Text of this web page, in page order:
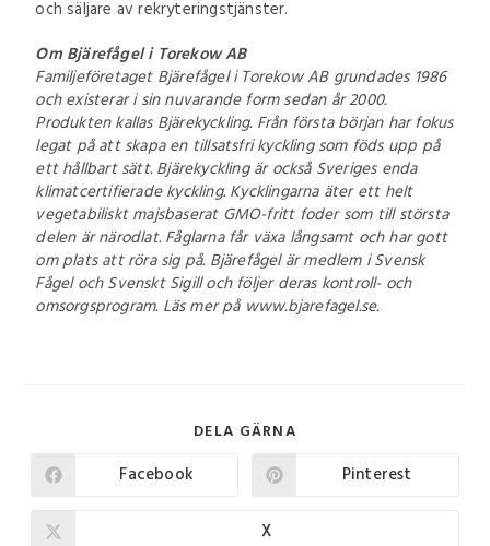
och säljare av rekryteringstjänster.
Om Bjärefågel i Torekow AB
Familjeföretaget Bjärefågel i Torekow AB grundades 1986
och existerar i sin nuvarande form sedan år 2000.
Produkten kallas Bjärekyckling. Från första början har fokus
legat på att skapa en tillsatsfri kyckling som föds upp på
ett hållbart sätt. Bjärekyckling är också Sveriges enda
klimatcertifierade kyckling. Kycklingarna äter ett helt
vegetabiliskt majsbaserat GMO-fritt foder som till största
delen är närodlat. Fåglarna får växa långsamt och har gott
om plats att röra sig på. Bjärefågel är medlem i Svensk
Fågel och Svenskt Sigill och följer deras kontroll- och
omsorgsprogram. Läs mer på www.bjarefagel.se.
DELA GÄRNA
Facebook Pinterest
X